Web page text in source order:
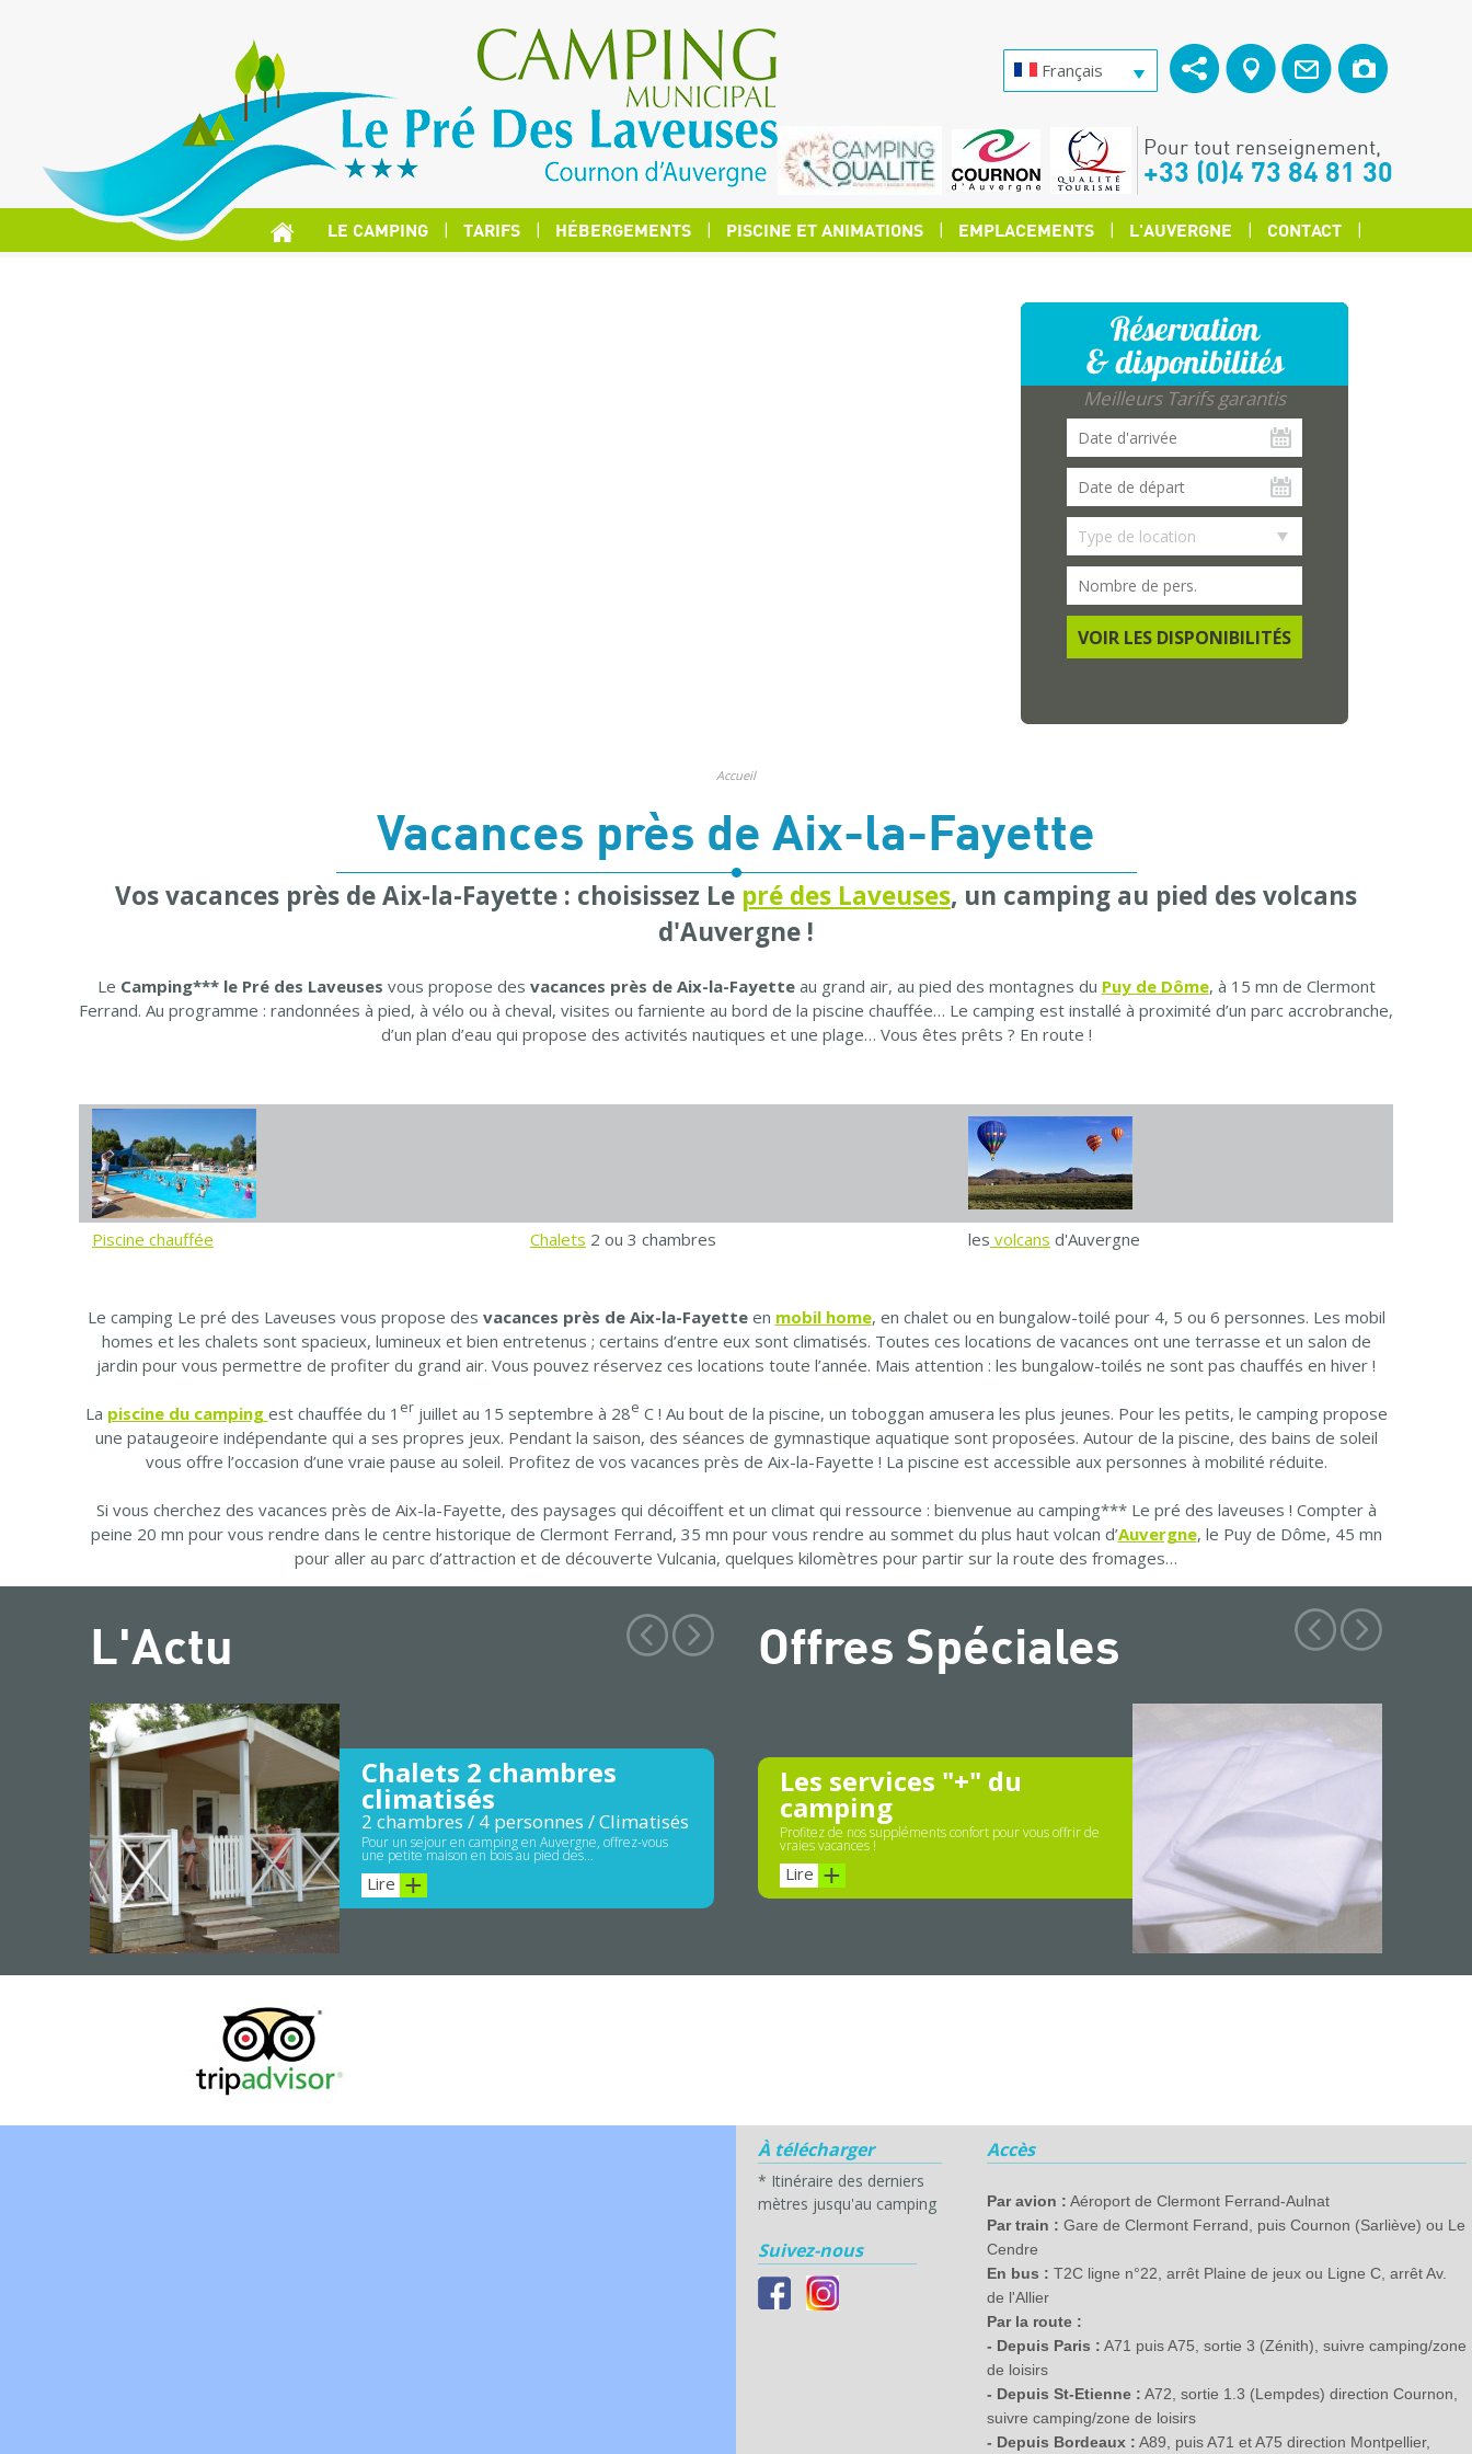
Français
Pour tout renseignement,
+33 (0)4 73 84 81 30
LE CAMPING TARIFS HÉBERGEMENTS PISCINE ET ANIMATIONS EMPLACEMENTS L'AUVERGNE CONTACT
Réservation
& disponibilités
Meilleurs Tarifs garantis
VOIR LES DISPONIBILITÉS
Accueil
Vacances près de Aix-la-Fayette
Vos vacances près de Aix-la-Fayette : choisissez Le pré des Laveuses, un camping au pied des volcans
d'Auvergne !
Le Camping*** le Pré des Laveuses vous propose des vacances près de Aix-la-Fayette au grand air, au pied des montagnes du Puy de Dôme, à 15 mn de Clermont
Ferrand. Au programme : randonnées à pied, à vélo ou à cheval, visites ou farniente au bord de la piscine chauffée… Le camping est installé à proximité d’un parc accrobranche,
d’un plan d’eau qui propose des activités nautiques et une plage… Vous êtes prêts ? En route !
Piscine chauffée Chalets 2 ou 3 chambres les volcans d'Auvergne
Le camping Le pré des Laveuses vous propose des vacances près de Aix-la-Fayetteen mobil home, en chalet ou en bungalow-toilé pour 4, 5 ou 6 personnes. Les mobil
homes et les chalets sont spacieux, lumineux et bien entretenus ; certains d’entre eux sont climatisés. Toutes ces locations de vacances ont une terrasse et un salon de
jardin pour vous permettre de profiter du grand air. Vous pouvez réservez ces locations toute l’année. Mais attention : les bungalow-toilés ne sont pas chauffés en hiver !
La piscine du camping est chauffée du 1 erjuillet au 15 septembre à 28e C ! Au bout de la piscine, un toboggan amusera les plus jeunes. Pour les petits, le camping propose
une pataugeoire indépendante qui a ses propres jeux. Pendant la saison, des séances de gymnastique aquatique sont proposées. Autour de la piscine, des bains de soleil
vous offre l’occasion d’une vraie pause au soleil. Profitez de vos vacances près de Aix-la-Fayette ! La piscine est accessible aux personnes à mobilité réduite.
Si vous cherchez des vacances près de Aix-la-Fayette, des paysages qui décoiffent et un climat qui ressource : bienvenue au camping*** Le pré des laveuses ! Compter à
peine 20 mn pour vous rendre dans le centre historique de Clermont Ferrand, 35 mn pour vous rendre au sommet du plus haut volcan d’Auvergne, le Puy de Dôme, 45 mn
pour aller au parc d’attraction et de découverte Vulcania, quelques kilomètres pour partir sur la route des fromages…
L'Actu
Chalets 2 chambres
climatisés
2 chambres / 4 personnes / Climatisés
Pour un sejour en camping en Auvergne, offrez-vous
une petite maison en bois au pied des…
Lire
Offres Spéciales
Les services "+" du
camping
Profitez de nos suppléments confort pour vous offrir de
vraies vacances !
Lire
À télécharger
* Itinéraire des derniers
mètres jusqu'au camping
Suivez-nous
Accès
Par avion : Aéroport de Clermont Ferrand-Aulnat
Par train : Gare de Clermont Ferrand, puis Cournon (Sarliève) ou Le
Cendre
En bus : T2C ligne n°22, arrêt Plaine de jeux ou Ligne C, arrêt Av.
de l'Allier
Par la route :
- Depuis Paris : A71 puis A75, sortie 3 (Zénith), suivre camping/zone
de loisirs
- Depuis St-Etienne : A72, sortie 1.3 (Lempdes) direction Cournon,
suivre camping/zone de loisirs
- Depuis Bordeaux : A89, puis A71 et A75 direction Montpellier,